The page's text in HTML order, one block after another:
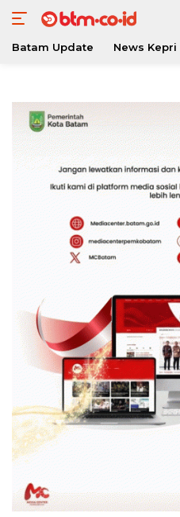
konten
Batam Update News Kepri